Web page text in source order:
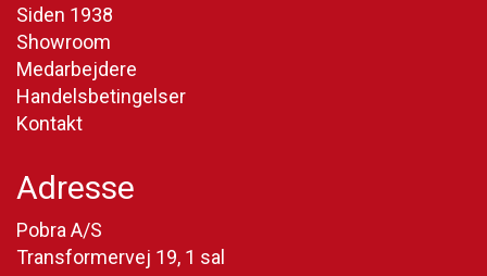
Siden 1938
Showroom
Medarbejdere
Handelsbetingelser
Kontakt
Adresse
Pobra A/S
Transformervej 19, 1 sal